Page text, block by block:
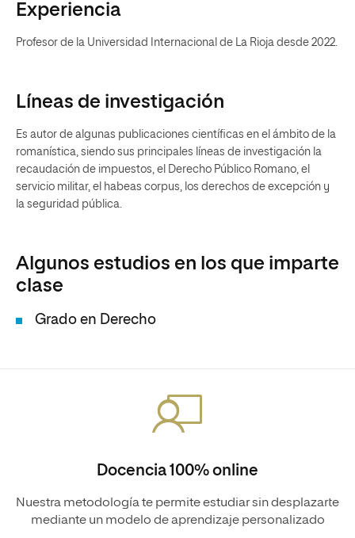
Experiencia
Profesor de la Universidad Internacional de La Rioja desde 2022.
Líneas de investigación
Es autor de algunas publicaciones científicas en el ámbito de la
romanística, siendo sus principales líneas de investigación la
recaudación de impuestos, el Derecho Público Romano, el
servicio militar, el habeas corpus, los derechos de excepción y
la seguridad pública.
Algunos estudios en los que imparte
clase
Grado en Derecho
Docencia 100% online
Nuestra metodología te permite estudiar sin desplazarte
mediante un modelo de aprendizaje personalizado